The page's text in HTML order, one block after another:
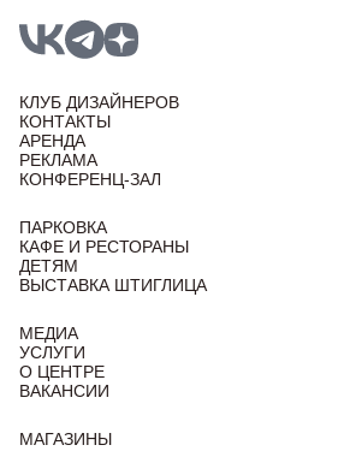
КЛУБ ДИЗАЙНЕРОВ
КОНТАКТЫ
АРЕНДА
РЕКЛАМА
КОНФЕРЕНЦ-ЗАЛ
ПАРКОВКА
КАФЕ И РЕСТОРАНЫ
ДЕТЯМ
ВЫСТАВКА ШТИГЛИЦА
МЕДИА
УСЛУГИ
О ЦЕНТРЕ
ВАКАНСИИ
МАГАЗИНЫ